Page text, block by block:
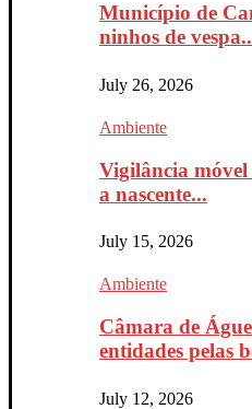
Município de
ninhos de
July 26, 2026
Ambiente
Vigilância móvel
a nascente...
July 15, 2026
Ambiente
Câmara de
entidades pelas
July 12, 2026